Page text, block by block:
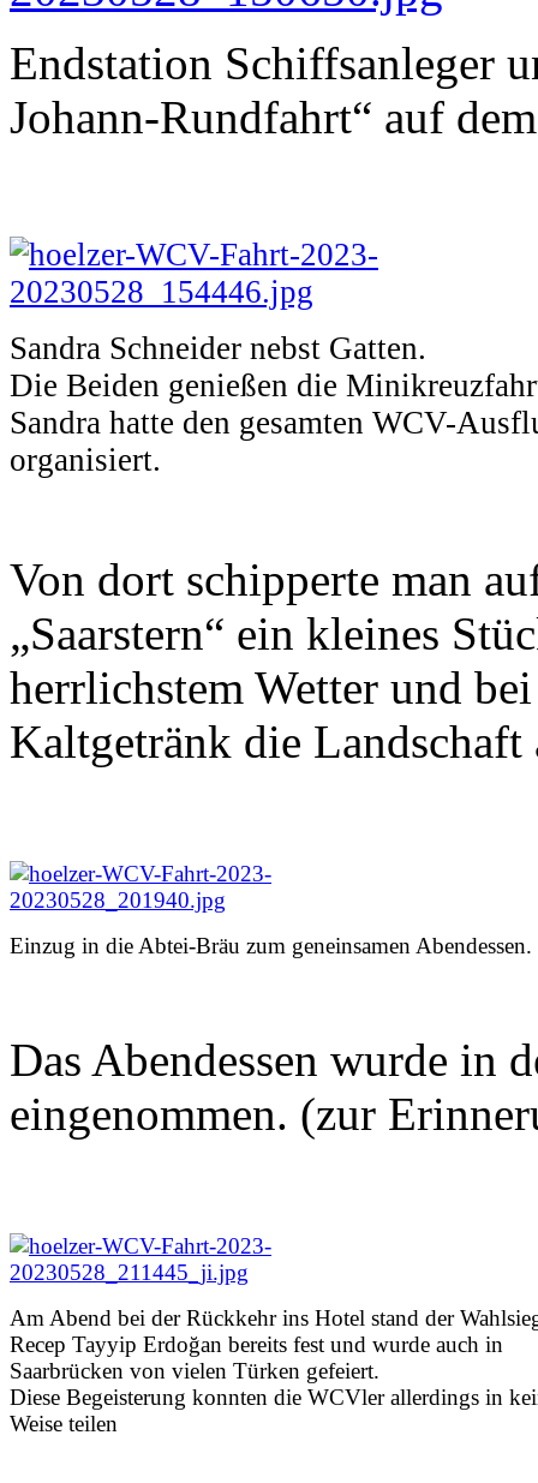
Endstation Schiffsanleger
Johann-Rundfahrt“ auf
Sandra Schneider nebst Gatten.
Die Beiden genießen die
Sandra hatte den gesamten WCV-
organisiert.
Von dort schipperte man
„Saarstern“ ein kleines
herrlichstem Wetter und
Kaltgetränk die
Einzug in die Abtei-Bräu zum geneinsamen Abendessen.
Das Abendessen wurde in
eingenommen. (zur
Am Abend bei der Rückkehr ins Hotel stand der
Recep Tayyip Erdoğan bereits fest und wurde auch in
Saarbrücken von vielen Türken gefeiert.
Diese Begeisterung konnten die WCVler allerdings in
Weise teilen